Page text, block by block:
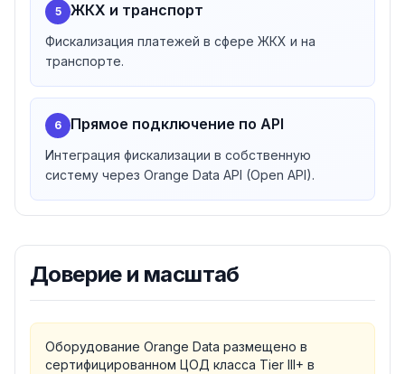
5 ЖКХ и транспорт
Фискализация платежей в сфере ЖКХ и на
транспорте.
6 Прямое подключение по API
Интеграция фискализации в собственную
систему через Orange Data API (Open API).
Доверие и масштаб
Оборудование Orange Data размещено в
сертифицированном ЦОД класса Tier III+ в